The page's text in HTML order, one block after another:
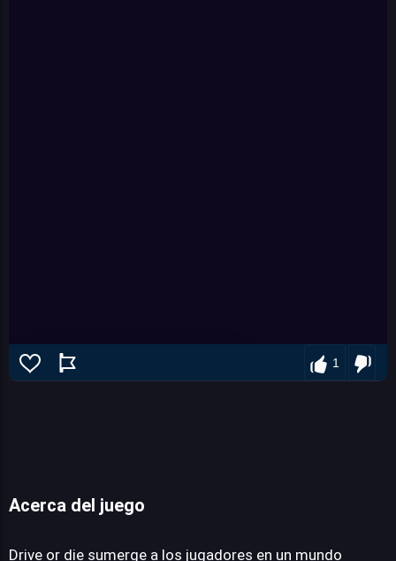
1
Acerca del juego
Drive or die sumerge a los jugadores en un mundo